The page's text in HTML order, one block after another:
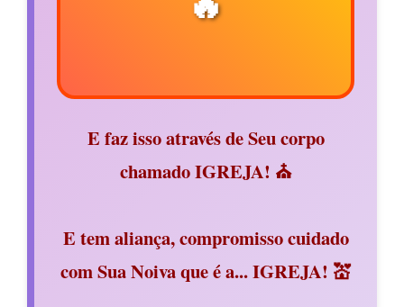
E faz isso através de Seu corpo
chamado IGREJA! ⛪
E tem aliança, compromisso cuidado
com Sua Noiva que é a... IGREJA! 💒